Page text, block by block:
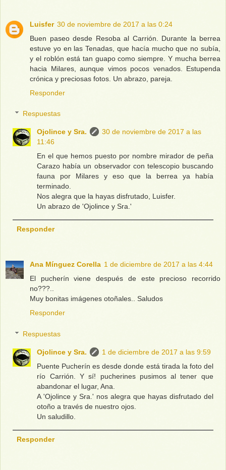
Luisfer 30 de noviembre de 2017 a las 0:24
Buen paseo desde Resoba al Carrión. Durante la berrea
estuve yo en las Tenadas, que hacía mucho que no subía,
y el roblón está tan guapo como siempre. Y mucha berrea
hacia Milares, aunque vimos pocos venados. Estupenda
crónica y preciosas fotos. Un abrazo, pareja.
Responder
Respuestas
Ojolince y Sra.
30 de noviembre de 2017 a las
11:46
En el que hemos puesto por nombre mirador de peña
Carazo había un observador con telescopio buscando
fauna por Milares y eso que la berrea ya había
terminado.
Nos alegra que la hayas disfrutado, Luisfer.
Un abrazo de 'Ojolince y Sra.'
Responder
Ana Mínguez Corella 1 de diciembre de 2017 a las 4:44
El pucherín viene después de este precioso recorrido
no???..
Muy bonitas imágenes otoñales.. Saludos
Responder
Respuestas
Ojolince y Sra.
1 de diciembre de 2017 a las 9:59
Puente Pucherín es desde donde está tirada la foto del
río Carrión. Y sí! pucherines pusimos al tener que
abandonar el lugar, Ana.
A 'Ojolince y Sra.' nos alegra que hayas disfrutado del
otoño a través de nuestro ojos.
Un saludillo.
Responder